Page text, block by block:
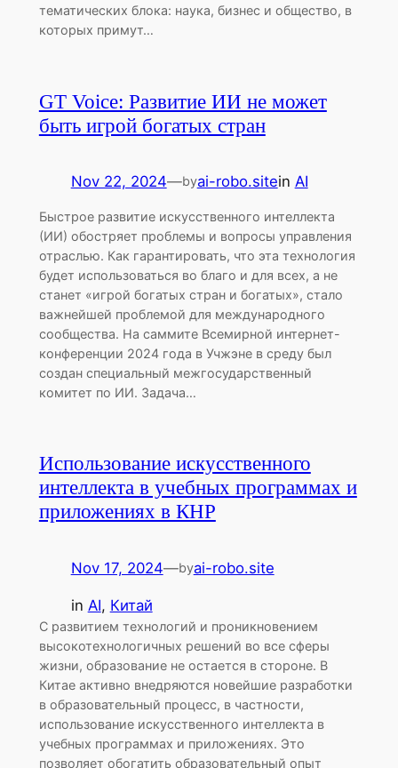
тематических блока: наука, бизнес и общество, в
которых примут…
GT Voice: Развитие ИИ не может
быть игрой богатых стран
Nov 22, 2024—byai-robo.sitein AI
Быстрое развитие искусственного интеллекта
(ИИ) обостряет проблемы и вопросы управления
отраслью. Как гарантировать, что эта технология
будет использоваться во благо и для всех, а не
станет «игрой богатых стран и богатых», стало
важнейшей проблемой для международного
сообщества. На саммите Всемирной интернет-
конференции 2024 года в Учжэне в среду был
создан специальный межгосударственный
комитет по ИИ. Задача…
Использование искусственного
интеллекта в учебных программах и
приложениях в КНР
Nov 17, 2024—byai-robo.site
in AI, Китай
С развитием технологий и проникновением
высокотехнологичных решений во все сферы
жизни, образование не остается в стороне. В
Китае активно внедряются новейшие разработки
в образовательный процесс, в частности,
использование искусственного интеллекта в
учебных программах и приложениях. Это
позволяет обогатить образовательный опыт